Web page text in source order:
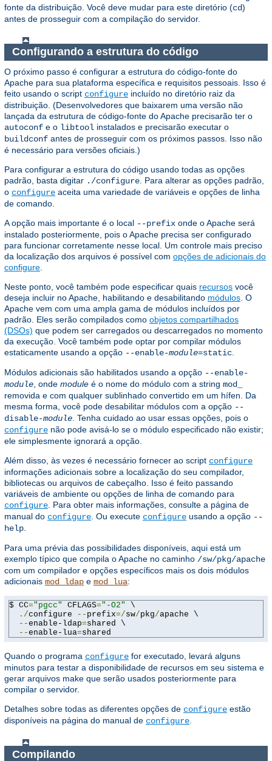
fonte da distribuição. Você deve mudar para este diretório (cd)
antes de prosseguir com a compilação do servidor.
Configurando a estrutura do código
O próximo passo é configurar a estrutura do código-fonte do
Apache para sua plataforma específica e requisitos pessoais. Isso é
feito usando o script configure incluído no diretório raiz da
distribuição. (Desenvolvedores que baixarem uma versão não
lançada da estrutura de código-fonte do Apache precisarão ter o
autoconf e o libtool instalados e precisarão executar o
buildconf antes de prosseguir com os próximos passos. Isso não
é necessário para versões oficiais.)
Para configurar a estrutura do código usando todas as opções
padrão, basta digitar ./configure . Para alterar as opções padrão,
o configure aceita uma variedade de variáveis e opções de linha
de comando.
A opção mais importante é o local --prefix onde o Apache será
instalado posteriormente, pois o Apache precisa ser configurado
para funcionar corretamente nesse local. Um controle mais preciso
da localização dos arquivos é possível com opções de adicionais do
configure
Neste ponto, você também pode especificar quais recursos você
deseja incluir no Apache, habilitando e desabilitando módulos . O
Apache vem com uma ampla gama de módulos incluídos por
padrão. Eles serão compilados como objetos compartilhados
(DSOs) que podem ser carregados ou descarregados no momento
da execução. Você também pode optar por compilar módulos
estaticamente usando a opção --enable-module=static
Módulos adicionais são habilitados usando a opção --enable-
module , onde module é o nome do módulo com a string mod_
removida e com qualquer sublinhado convertido em um hífen. Da
mesma forma, você pode desabilitar módulos com a opção --
disable-module . Tenha cuidado ao usar essas opções, pois o
configure não pode avisá-lo se o módulo especificado não existir;
ele simplesmente ignorará a opção.
Além disso, às vezes é necessário fornecer ao script configure
informações adicionais sobre a localização do seu compilador,
bibliotecas ou arquivos de cabeçalho. Isso é feito passando
variáveis ​​de ambiente ou opções de linha de comando para
configure . Para obter mais informações, consulte a página de
manual do configure . Ou execute configure usando a opção --
help
Para uma prévia das possibilidades disponíveis, aqui está um
exemplo típico que compila o Apache no caminho /sw/pkg/apache
com um compilador e opções específicos mais os dois módulos
adicionais mod_ldap e mod_lua:
$ CC="pgcc" CFLAGS="-O2"
\
./configure -- prefix=/sw/pkg/apache \
--enable-ldap=shared \
--enable-lua=shared
Quando o programa configure for executado, levará alguns
minutos para testar a disponibilidade de recursos em seu sistema e
gerar arquivos make que serão usados ​​posteriormente para
compilar o servidor.
Detalhes sobre todas as diferentes opções de configure estão
disponíveis na página do manual de configure
Compilando